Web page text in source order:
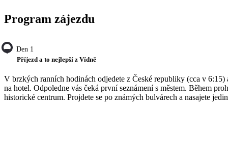
Program zájezdu
Den 1
Příjezd a to nejlepší z Vídně
V brzkých ranních hodinách odjedete z České republiky (cca v 6:15)
na hotel. Odpoledne vás čeká první seznámení s městem. Během
historické centrum. Projdete se po známých bulvárech a nasajete